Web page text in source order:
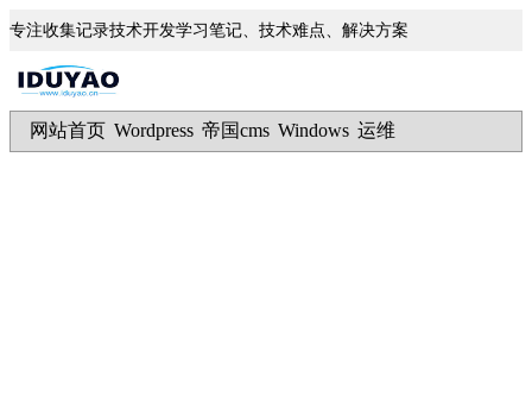
专注收集记录技术开发学习笔记、技术难点、解决方案
网站首页 Wordpress 帝国cms Windows 运维